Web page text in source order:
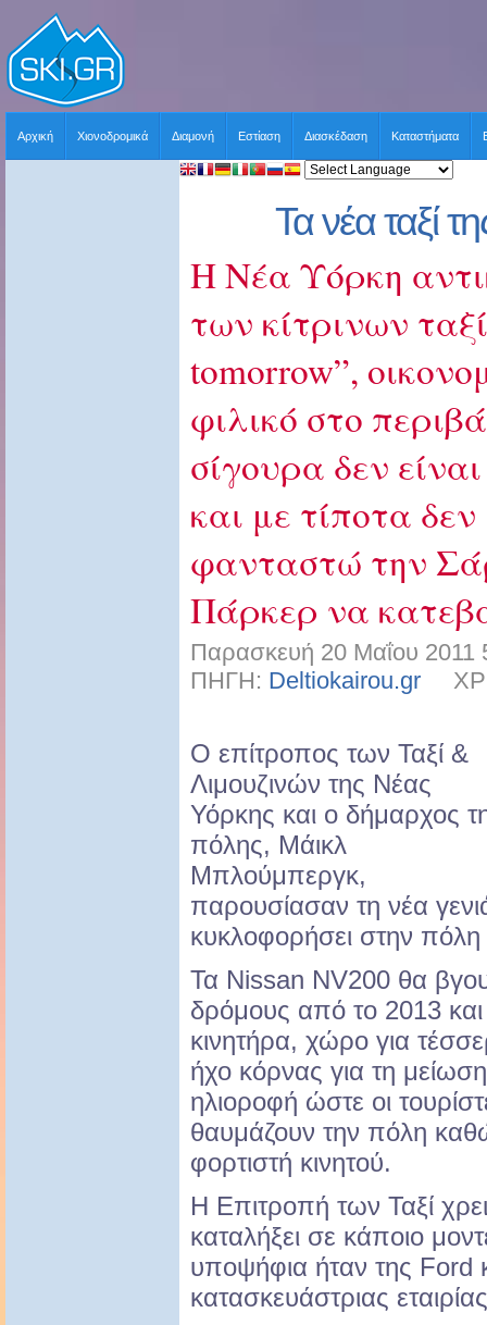
Αρχική Χιονοδρομικά Διαμονή Εστίαση Διασκέδαση Καταστήματα
Τα νέα ταξί
Η Νέα Υόρκη
των κίτρινων
tomorrow”,
φιλικό στο
σίγουρα δεν
και με τίποτα
φανταστώ την
Πάρκερ να
Παρασκευή 20 Μαΐου 2011
ΠΗΓΗ: Deltiokairou.gr
O επίτροπος των Ταξί &
Λιμουζινών της Νέας
Υόρκης και ο δήμαρχος
πόλης, Μάικλ
Μπλούμπεργκ,
παρουσίασαν τη νέα
κυκλοφορήσει στην
Τα Nissan NV200 θα
δρόμους από το 2013 και
κινητήρα, χώρο για
ήχο κόρνας για τη
ηλιοροφή ώστε οι
θαυμάζουν την πόλη
φορτιστή κινητού.
Η Επιτροπή των Ταξί
καταλήξει σε κάποιο
υποψήφια ήταν της Ford
κατασκευάστριας